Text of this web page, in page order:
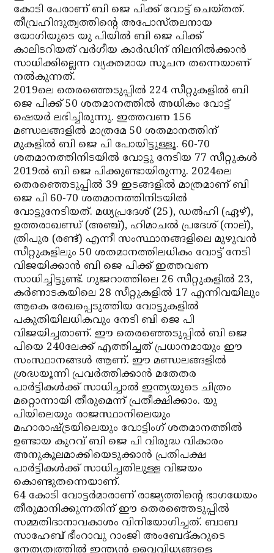
കോടി പേരാണ് ബി ജെ പിക്ക് വോട്ട് ചെയ്തത്.
തീവ്രഹിന്ദുത്വത്തിന്റെ അപോസ്തലനായ
യോഗിയുടെ യു പിയില്‍ ബി ജെ പിക്ക്
കാലിടറിയത് വര്‍ഗീയ കാര്‍ഡിന് നിലനില്‍ക്കാന്‍
സാധിക്കില്ലെന്ന വ്യക്തമായ സൂചന തന്നെയാണ്
നല്‍കുന്നത്.
2019ലെ തെരഞ്ഞെടുപ്പില്‍ 224 സീറ്റുകളില്‍ ബി
ജെ പിക്ക് 50 ശതമാനത്തില്‍ അധികം വോട്ട്
ഷെയര്‍ ലഭിച്ചിരുന്നു. ഇത്തവണ 156
മണ്ഡലങ്ങളില്‍ മാത്രമേ 50 ശതമാനത്തിന്
മുകളില്‍ ബി ജെ പി പോയിട്ടുള്ളൂ. 60-70
ശതമാനത്തിനിടയില്‍ വോട്ടു നേടിയ 77 സീറ്റുകള്‍
2019ല്‍ ബി ജെ പിക്കുണ്ടായിരുന്നു. 2024ലെ
തെരഞ്ഞെടുപ്പില്‍ 39 ഇടങ്ങളില്‍ മാത്രമാണ് ബി
ജെ പി 60-70 ശതമാനത്തിനിടയില്‍
വോട്ടുനേടിയത്. മധ്യപ്രദേശ് (25), ഡല്‍ഹി (ഏഴ്),
ഉത്തരാഖണ്ഡ് (അഞ്ച്), ഹിമാചല്‍ പ്രദേശ് (നാല്),
ത്രിപുര (രണ്ട്) എന്നീ സംസ്ഥാനങ്ങളിലെ മുഴുവന്‍
സീറ്റുകളിലും 50 ശതമാനത്തിലധികം വോട്ട് നേടി
വിജയിക്കാന്‍ ബി ജെ പിക്ക് ഇത്തവണ
സാധിച്ചിട്ടുണ്ട്. ഗുജറാത്തിലെ 26 സീറ്റുകളില്‍ 23,
കര്‍ണാടകയിലെ 28 സീറ്റുകളില്‍ 17 എന്നിവയിലും
ആകെ രേഖപ്പെടുത്തിയ വോട്ടുകളില്‍
പകുതിയിലധികവും നേടി ബി ജെ പി
വിജയിച്ചതാണ്. ഈ തെരഞ്ഞെടുപ്പില്‍ ബി ജെ
പിയെ 240ലേക്ക് എത്തിച്ചത് പ്രധാനമായും ഈ
സംസ്ഥാനങ്ങള്‍ ആണ്. ഈ മണ്ഡലങ്ങളില്‍
ശ്രദ്ധയൂന്നി പ്രവര്‍ത്തിക്കാന്‍ മതേതര
പാര്‍ട്ടികള്‍ക്ക് സാധിച്ചാല്‍ ഇന്ത്യയുടെ ചിത്രം
മറ്റൊന്നായി തീരുമെന്ന് പ്രതീക്ഷിക്കാം. യു
പിയിലെയും രാജസ്ഥാനിലെയും
മഹാരാഷ്ട്രയിലെയും വോട്ടിംഗ് ശതമാനത്തില്‍
ഉണ്ടായ കുറവ് ബി ജെ പി വിരുദ്ധ വികാരം
അനുകൂലമാക്കിയെടുക്കാന്‍ പ്രതിപക്ഷ
പാര്‍ട്ടികള്‍ക്ക് സാധിച്ചതിലുള്ള വിജയം
കൊണ്ടുതന്നെയാണ്.
64 കോടി വോട്ടര്‍മാരാണ് രാജ്യത്തിന്റെ ഭാഗധേയം
തീരുമാനിക്കുന്നതിന് ഈ തെരഞ്ഞെടുപ്പില്‍
സമ്മതിദാനാവകാശം വിനിയോഗിച്ചത്. ബാബ
സാഹേബ് ഭീംറാവു റാംജി അംബേദ്കറുടെ
നേതൃത്വത്തില്‍ ഇന്ത്യന്‍ വൈവിധ്യങ്ങളെ